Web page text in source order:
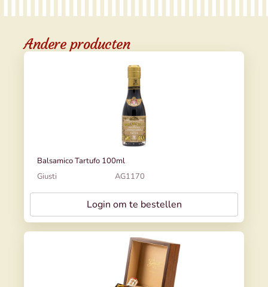
Andere producten
Balsamico Tartufo 100ml
Giusti
AG1170
Login om te bestellen